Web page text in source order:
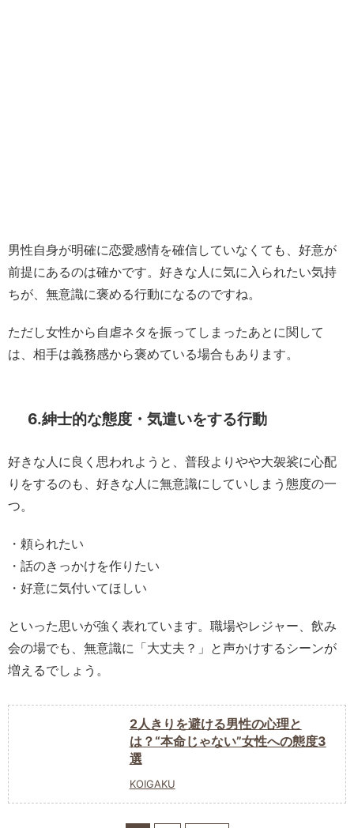
男性自身が明確に恋愛感情を確信していなくても、好意が
前提にあるのは確かです。好きな人に気に入られたい気持
ちが、無意識に褒める行動になるのですね。
ただし女性から自虐ネタを振ってしまったあとに関して
は、相手は義務感から褒めている場合もあります。
6.紳士的な態度・気遣いをする行動
好きな人に良く思われようと、普段よりやや大袈裟に心配
りをするのも、好きな人に無意識にしていしまう態度の一
つ。
・頼られたい
・話のきっかけを作りたい
・好意に気付いてほしい
といった思いが強く表れています。職場やレジャー、飲み
会の場でも、無意識に「大丈夫？」と声かけするシーンが
増えるでしょう。
2人きりを避ける男性の心理と
は？“本命じゃない”女性への態度3
選
KOIGAKU